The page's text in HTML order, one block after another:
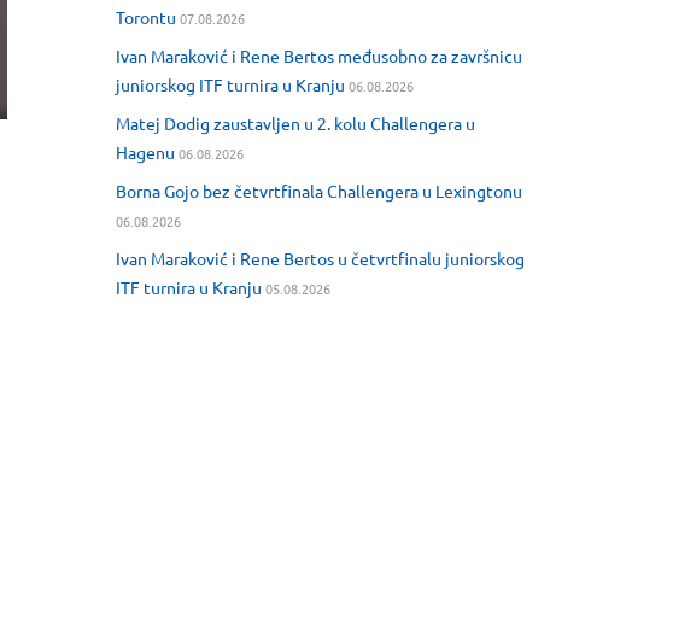
Torontu 07.08.2026
Ivan Maraković i Rene Bertos međusobno za završnicu
juniorskog ITF turnira u Kranju 06.08.2026
Matej Dodig zaustavljen u 2. kolu Challengera u
Hagenu 06.08.2026
Borna Gojo bez četvrtfinala Challengera u Lexingtonu
06.08.2026
Ivan Maraković i Rene Bertos u četvrtfinalu juniorskog
ITF turnira u Kranju 05.08.2026